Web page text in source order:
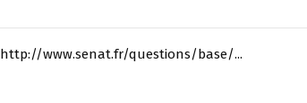
http://www.senat.fr/questions/base/...